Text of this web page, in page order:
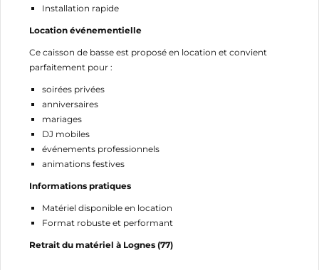
Installation rapide
Location événementielle
Ce caisson de basse est proposé en location et convient
parfaitement pour :
soirées privées
anniversaires
mariages
DJ mobiles
événements professionnels
animations festives
Informations pratiques
Matériel disponible en location
Format robuste et performant
Retrait du matériel à Lognes (77)